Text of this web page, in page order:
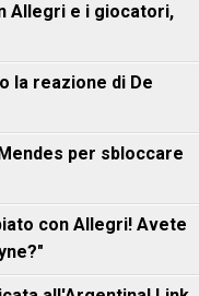
Allegri e i giocatori,
la reazione di De
per sbloccare
con Allegri! Avete